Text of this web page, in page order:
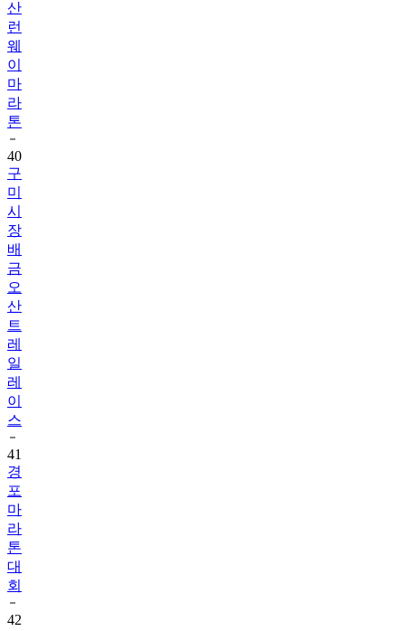
웨
이
마
라
톤
40
구
미
시
장
배
금
오
산
트
레
일
레
이
스
41
경
포
마
라
톤
대
회
42
해
평